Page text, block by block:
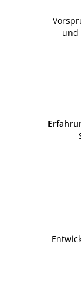
und